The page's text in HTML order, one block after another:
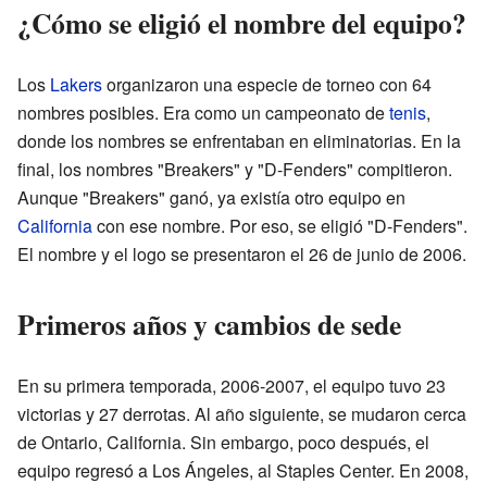
¿Cómo se eligió el nombre del equipo?
Los Lakersorganizaron una especie de torneo con 64
nombres posibles. Era como un campeonato detenis,
donde los nombres se enfrentaban en eliminatorias. En la
final, los nombres "Breakers" y "D-Fenders" compitieron.
Aunque "Breakers" ganó, ya existía otro equipo en
Californiacon ese nombre. Por eso, se eligió "D-Fenders".
El nombre y el logo se presentaron el 26 de junio de 2006.
Primeros años y cambios de sede
En su primera temporada, 2006-2007, el equipo tuvo 23
victorias y 27 derrotas. Al año siguiente, se mudaron cerca
de Ontario, California. Sin embargo, poco después, el
equipo regresó a Los Ángeles, al Staples Center. En 2008,